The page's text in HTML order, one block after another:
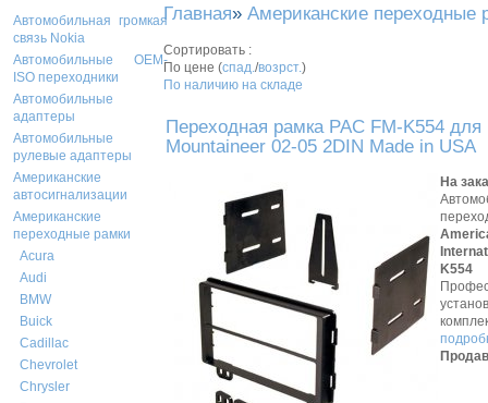
Автомобильная громкая
связь Nokia
Автомобильные OEM-
ISO переходники
Автомобильные
адаптеры
Автомобильные
рулевые адаптеры
Американские
автосигнализации
Американские
переходные рамки
Acura
Audi
BMW
Buick
Cadillac
Chevrolet
Chrysler
Главная» Американские переходные
Сортировать :
По цене (спад./возрст.)
По наличию на складе
Переходная рамка PAC FM-K554
Mountaineer 02-05 2DIN Made in USA
На
K554